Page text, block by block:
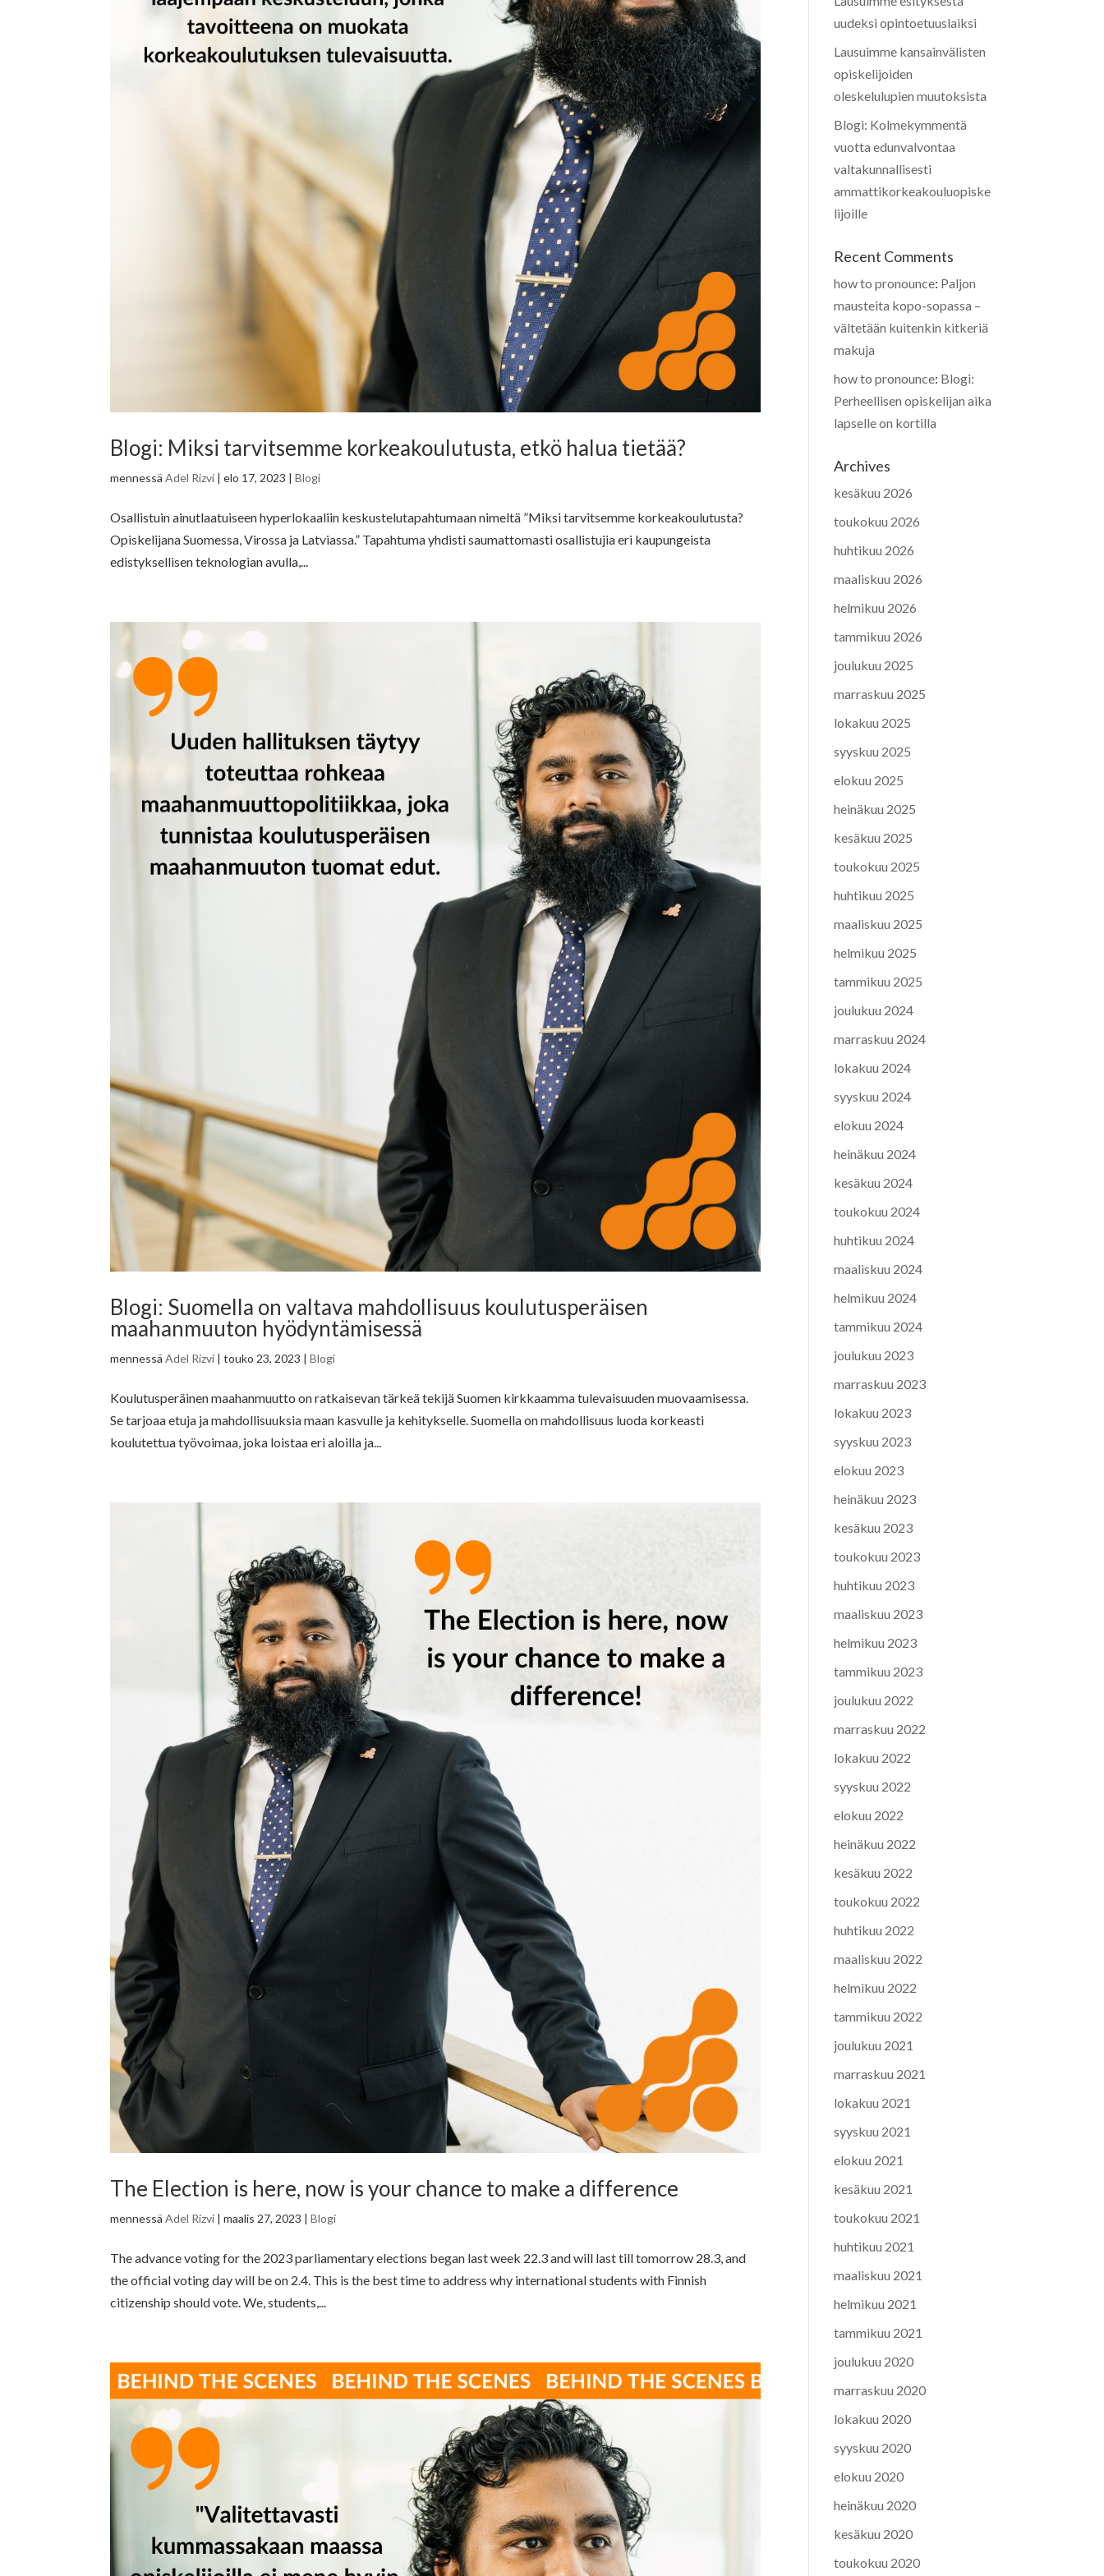
Blogi: Miksi tarvitsemme korkeakoulutusta, etkö halua tietää?
mennessäAdel Rizvi |elo 17, 2023 |Blogi
Osallistuin ainutlaatuiseen hyperlokaaliin keskustelutapahtumaan nimeltä ”Miksi tarvitsemme korkeakoulutusta?
Opiskelijana Suomessa, Virossa ja Latviassa.” Tapahtuma yhdisti saumattomasti osallistujia eri kaupungeista
edistyksellisen teknologian avulla,...
Blogi: Suomella on valtava mahdollisuus koulutusperäisen
maahanmuuton hyödyntämisessä
mennessäAdel Rizvi |touko 23, 2023 |Blogi
Koulutusperäinen maahanmuutto on ratkaisevan tärkeä tekijä Suomen kirkkaamma tulevaisuuden muovaamisessa.
Se tarjoaa etuja ja mahdollisuuksia maan kasvulle ja kehitykselle. Suomella on mahdollisuus luoda korkeasti
koulutettua työvoimaa, joka loistaa eri aloilla ja...
The Election is here, now is your chance to make a difference
mennessäAdel Rizvi |maalis 27, 2023 |Blogi
The advance voting for the 2023 parliamentary elections began last week 22.3 and will last till tomorrow 28.3, and
the official voting day will be on 2.4. This is the best time to address why international students with Finnish
citizenship should vote. We, students,...
uudeksi opintoetuuslaiksi
Lausuimme kansainvälisten
opiskelijoiden
oleskelulupien muutoksista
Blogi: Kolmekymmentä
vuotta edunvalvontaa
valtakunnallisesti
ammattikorkeakouluopiske
lijoille
Recent Comments
how to pronounce: Paljon
mausteita kopo-sopassa –
vältetään kuitenkin kitkeriä
makuja
how to pronounce: Blogi:
Perheellisen opiskelijan aika
lapselle on kortilla
Archives
kesäkuu 2026
toukokuu 2026
huhtikuu 2026
maaliskuu 2026
helmikuu 2026
tammikuu 2026
joulukuu 2025
marraskuu 2025
lokakuu 2025
syyskuu 2025
elokuu 2025
heinäkuu 2025
kesäkuu 2025
toukokuu 2025
huhtikuu 2025
maaliskuu 2025
helmikuu 2025
tammikuu 2025
joulukuu 2024
marraskuu 2024
lokakuu 2024
syyskuu 2024
elokuu 2024
heinäkuu 2024
kesäkuu 2024
toukokuu 2024
huhtikuu 2024
maaliskuu 2024
helmikuu 2024
tammikuu 2024
joulukuu 2023
marraskuu 2023
lokakuu 2023
syyskuu 2023
elokuu 2023
heinäkuu 2023
kesäkuu 2023
toukokuu 2023
huhtikuu 2023
maaliskuu 2023
helmikuu 2023
tammikuu 2023
joulukuu 2022
marraskuu 2022
lokakuu 2022
syyskuu 2022
elokuu 2022
heinäkuu 2022
kesäkuu 2022
toukokuu 2022
huhtikuu 2022
maaliskuu 2022
helmikuu 2022
tammikuu 2022
joulukuu 2021
marraskuu 2021
lokakuu 2021
syyskuu 2021
elokuu 2021
kesäkuu 2021
toukokuu 2021
huhtikuu 2021
maaliskuu 2021
helmikuu 2021
tammikuu 2021
joulukuu 2020
marraskuu 2020
lokakuu 2020
syyskuu 2020
elokuu 2020
heinäkuu 2020
kesäkuu 2020
toukokuu 2020